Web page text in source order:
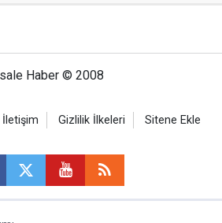
Haber © 2008
İletişim Gizlilik İlkeleri Sitene Ekle